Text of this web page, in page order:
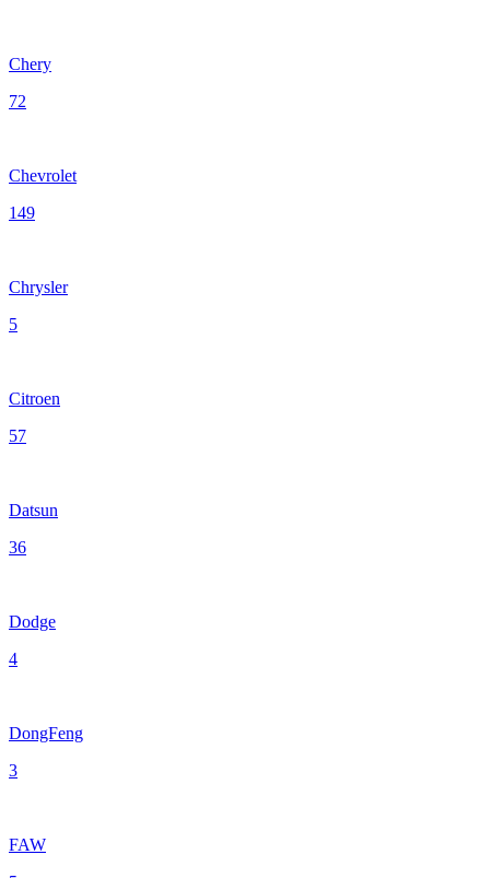
Chery
72
Chevrolet
149
Chrysler
5
Citroen
57
Datsun
36
Dodge
4
DongFeng
3
FAW